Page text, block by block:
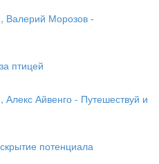
Валерий Морозов -
птицей
Айвенго - Путешествуй и
потенциала